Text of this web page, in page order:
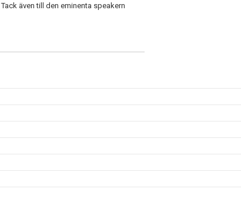
även till den eminenta speakern